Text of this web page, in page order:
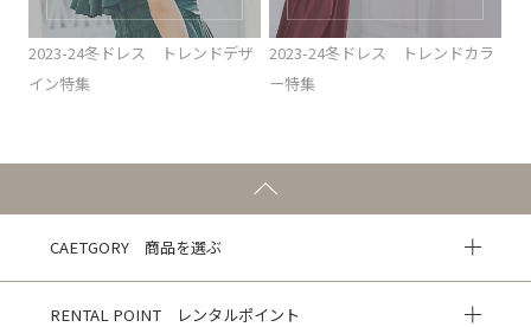
2023-24冬ドレス トレンドデザ
イン特集
2023-24冬ドレス トレンドカラ
ー特集
CAETGORY 商品を選ぶ
RENTAL POINT レンタルポイント